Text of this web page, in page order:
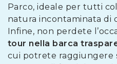
Parco, ideale per tutti
natura incontaminata di
Infine, non perdete
tour nella barca
cui potrete raggiungere